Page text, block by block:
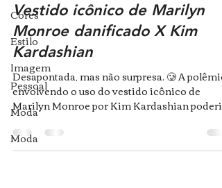
Cores
Estilo
Imagem
Pessoal
Moda
Moda
Vestido icônico de Marilyn
Monroe danificado X Kim
Kardashian
Desapontada, mas não surpresa. 🥲 A polêmica
envolvendo o uso do vestido icônico de
Marilyn Monroe por Kim Kardashian poderia
ter parado...